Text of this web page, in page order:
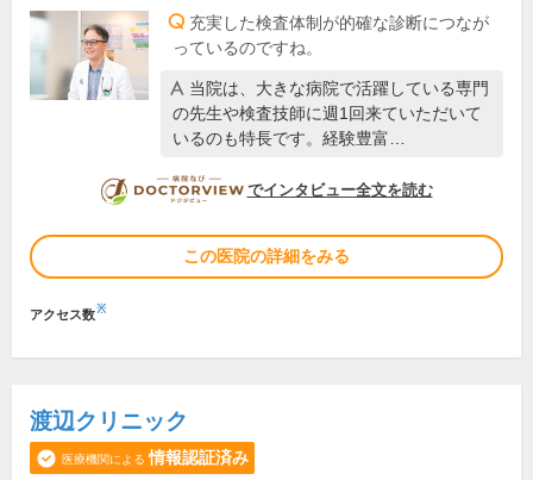
充実した検査体制が的確な診断につなが
っているのですね。
当院は、大きな病院で活躍している専門
の先生や検査技師に週1回来ていただいて
いるのも特長です。経験豊富…
DOCTORVIEW
でインタビュー全文を読む
この医院の詳細をみる
アクセス数※
渡辺クリニック
医療機関による 情報認証済み